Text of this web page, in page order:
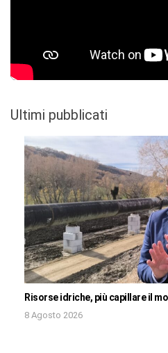
Ultimi pubblicati
Risorse idriche, più capillare il
8 Agosto 2026